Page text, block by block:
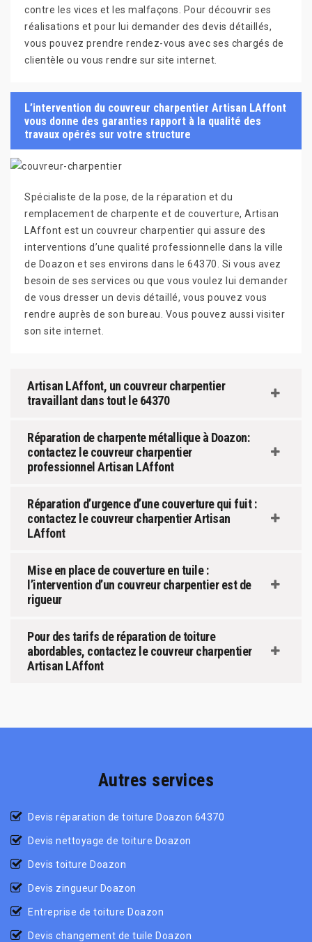
contre les vices et les malfaçons. Pour découvrir ses
réalisations et pour lui demander des devis détaillés,
vous pouvez prendre rendez-vous avec ses chargés de
clientèle ou vous rendre sur site internet.
L’intervention du couvreur charpentier Artisan LAffont
vous donne des garanties rapport à la qualité des
travaux opérés sur votre structure
Spécialiste de la pose, de la réparation et du
remplacement de charpente et de couverture, Artisan
LAffont est un couvreur charpentier qui assure des
interventions d’une qualité professionnelle dans la ville
de Doazon et ses environs dans le 64370. Si vous avez
besoin de ses services ou que vous voulez lui demander
de vous dresser un devis détaillé, vous pouvez vous
rendre auprès de son bureau. Vous pouvez aussi visiter
son site internet.
Artisan LAffont, un couvreur charpentier
travaillant dans tout le 64370
Réparation de charpente métallique à Doazon:
contactez le couvreur charpentier
professionnel Artisan LAffont
Réparation d’urgence d’une couverture qui fuit :
contactez le couvreur charpentier Artisan
LAffont
Mise en place de couverture en tuile :
l’intervention d’un couvreur charpentier est de
rigueur
Pour des tarifs de réparation de toiture
abordables, contactez le couvreur charpentier
Artisan LAffont
Autres services
Devis réparation de toiture Doazon 64370
Devis nettoyage de toiture Doazon
Devis toiture Doazon
Devis zingueur Doazon
Entreprise de toiture Doazon
Devis changement de tuile Doazon